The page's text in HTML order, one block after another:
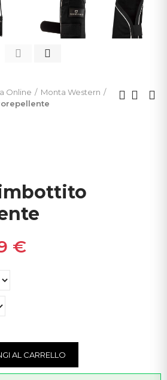
Online
Monta Western
€
AL CARRELLO